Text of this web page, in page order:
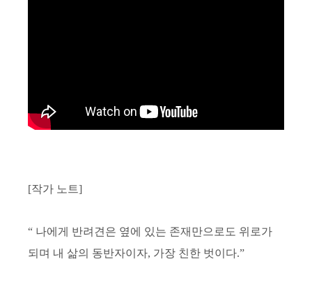
[작가 노트]
“ 나에게 반려견은 옆에 있는 존재만으로도 위로가
되며 내 삶의 동반자이자, 가장 친한 벗이다.”